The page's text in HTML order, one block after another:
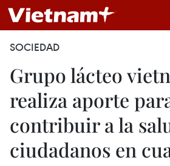
SOCIEDAD
Grupo lácteo
realiza aporte
contribuir a la
ciudadanos en